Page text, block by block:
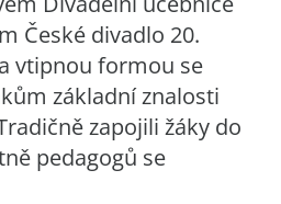
České divadlo 20.
vtipnou formou se
základní znalosti
zapojili žáky do
pedagogů se